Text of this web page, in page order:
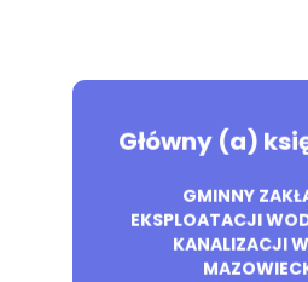
Główny (a)
GMINNY
EKSPLOATACJI
KANALIZACJI
prowadzenie ksiąg
ewidencja VAT, CIT, PIT,
Wymagania konieczne: